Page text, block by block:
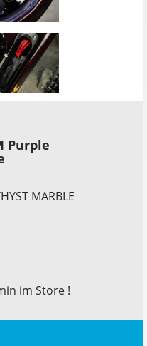
Purple
MARBLE
im Store !